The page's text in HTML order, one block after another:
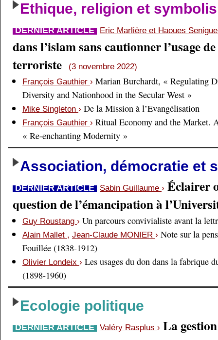
Ethique, religion et
DERNIER ARTICLE Eric Marlière et Haoues
dans l’islam sans cautionner l’usage
terroriste
(3 novembre 2022)
François Gauthier › Marian Burchardt, « Regulating
Diversity and Nationhood in the Secular West »
Mike Singleton › De la Mission à l’Evangélisation
François Gauthier › Ritual Economy and the Market.
« Re-enchanting Modernity »
Association, démocratie et
DERNIER ARTICLE Sabin Guillaume › Éclairer
question de l’émancipation à
Guy Roustang › Un parcours convivialiste avant la
Alain Mallet , Jean-Claude MONIER › Note sur la
Fouillée (1838-1912)
Olivier Londeix › Les usages du don dans la fabrique
(1898-1960)
Ecologie politique
DERNIER ARTICLE Valéry Rasplus › La